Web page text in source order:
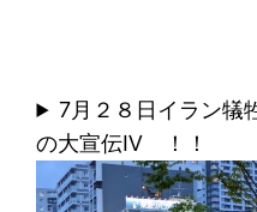
7月２８日イラン
の大宣伝Ⅳ ！！